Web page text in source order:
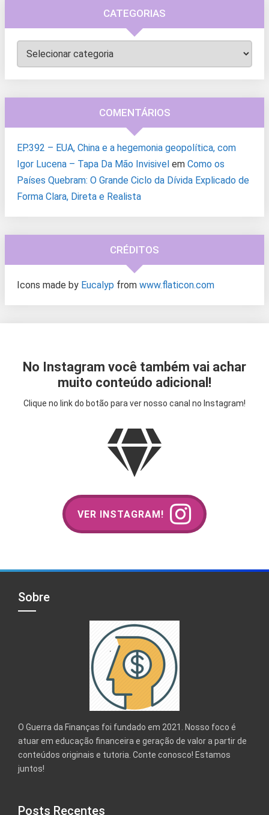
CATEGORIAS
Categorias
COMENTÁRIOS
EP.392 – EUA, China e a hegemonia geopolítica, com
Igor Lucena – Tapa Da Mão Invisivel em Como os
Países Quebram: O Grande Ciclo da Dívida Explicado de
Forma Clara, Direta e Realista
CRÉDITOS
Icons made by Eucalyp from www.flaticon.com
No Instagram você também vai achar
muito conteúdo adicional!
Clique no link do botão para ver nosso canal no Instagram!
VER INSTAGRAM!
Sobre
O Guerra da Finanças foi fundado em 2021. Nosso foco é
atuar em educação financeira e geração de valor a partir de
conteúdos originais e tutoria. Conte conosco! Estamos
juntos!
Posts Recentes